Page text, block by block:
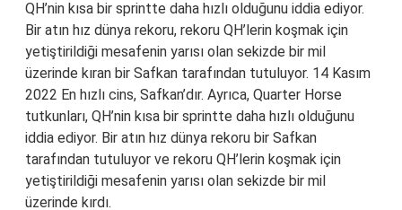
QH’nin kısa bir sprintte daha hızlı olduğunu iddia ediyor.
Bir atın hız dünya rekoru, rekoru QH’lerin koşmak için
yetiştirildiği mesafenin yarısı olan sekizde bir mil
üzerinde kıran bir Safkan tarafından tutuluyor. 14 Kasım
2022 En hızlı cins, Safkan’dır. Ayrıca, Quarter Horse
tutkunları, QH’nin kısa bir sprintte daha hızlı olduğunu
iddia ediyor. Bir atın hız dünya rekoru bir Safkan
tarafından tutuluyor ve rekoru QH’lerin koşmak için
yetiştirildiği mesafenin yarısı olan sekizde bir mil
üzerinde kırdı.